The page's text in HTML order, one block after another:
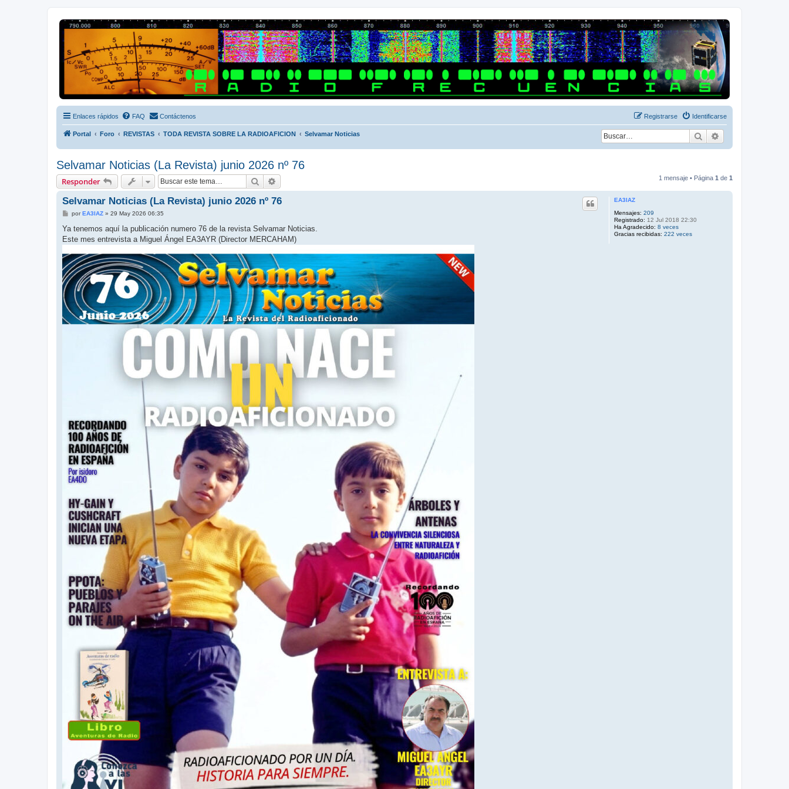
Radio Frecuencias
Foro de Radio Frecuencias
Enlaces rápidos FAQ Contáctenos Identificarse
Registrarse
Portal Foro REVISTAS TODA REVISTA SOBRE LA RADIOAFICION Selvamar Noticias Buscar
Selvamar Noticias (La Revista) junio 2026 nº 76
Responder Buscar 1 mensaje • Página 1 de 1
EA3IAZ
Mensajes: 209
Registrado: 12 Jul 2018 22:30
Ha Agradecido: 8 veces
Gracias recibidas: 222 veces
Selvamar Noticias (La Revista) junio 2026 nº 76
M
n
a
e
porEA3IAZ» 29 May 2026 06:35
Ya tenemos aquí la publicación numero 76 de la revista Selvamar Noticias.
Este mes entrevista a Miguel Ángel EA3AYR (Director MERCAHAM)